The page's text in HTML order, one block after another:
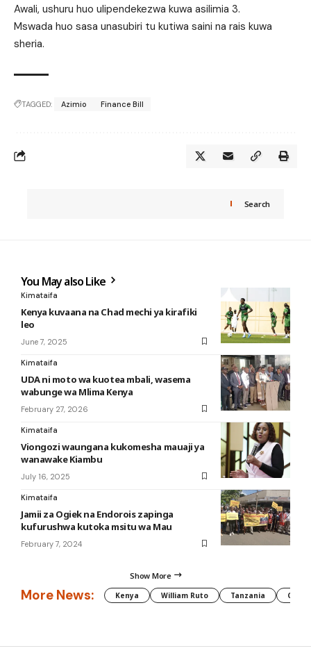
Awali, ushuru huo ulipendekezwa kuwa asilimia 3.
Mswada huo sasa unasubiri tu kutiwa saini na rais kuwa
sheria.
TAGGED: Azimio Finance Bill
Search
You May also Like
Kimataifa
Kenya kuvaana na Chad mechi ya kirafiki
leo
June 7, 2025
Kimataifa
UDA ni moto wa kuotea mbali, wasema
wabunge wa Mlima Kenya
February 27, 2026
Kimataifa
Viongozi waungana kukomesha mauaji ya
wanawake Kiambu
July 16, 2025
Kimataifa
Jamii za Ogiek na Endorois zapinga
kufurushwa kutoka msitu wa Mau
February 7, 2024
Show More
More News: Kenya William Ruto Tanzania CAF